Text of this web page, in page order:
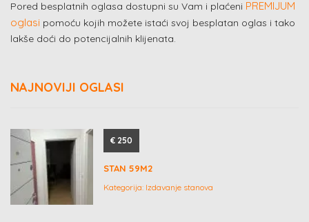
Pored besplatnih oglasa dostupni su Vam i plaćeni PREMIJUM
oglasi pomoću kojih možete istaći svoj besplatan oglas i tako
lakše doći do potencijalnih klijenata.
NAJNOVIJI OGLASI
€ 250
STAN 59M2
Kategorija: Izdavanje stanova